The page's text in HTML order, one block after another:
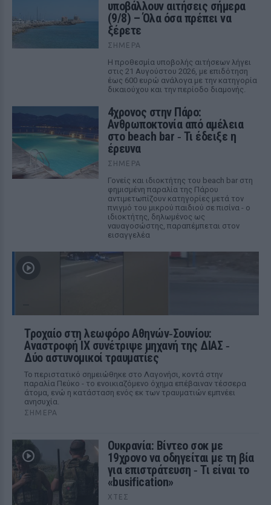
υποβάλλουν αιτήσεις σήμερα
(9/8) – Όλα όσα πρέπει να
ξέρετε
ΣΉΜΕΡΑ
Η προθεσμία υποβολής αιτήσεων λήγει
στις 21 Αυγούστου 2026, με επιδότηση
έως 600 ευρώ ανάλογα με την κατηγορία
δικαιούχου και την περίοδο διαμονής.
4χρονος στην Πάρο:
Ανθρωποκτονία από αμέλεια
στο beach bar ‑ Τι έδειξε η
έρευνα
ΣΉΜΕΡΑ
Γονείς και ιδιοκτήτης του beach bar στη
φημισμένη παραλία της Πάρου
αντιμετωπίζουν κατηγορίες μετά τον
πνιγμό του μικρού παιδιού σε πισίνα - ο
ιδιοκτήτης, δηλωμένος ως
ναυαγοσώστης, παραπέμπεται στον
εισαγγελέα
Τροχαίο στη λεωφόρο Αθηνών‑Σουνίου:
Αναστροφή ΙΧ συνέτριψε μηχανή της ΔΙΑΣ ‑
Δύο αστυνομικοί τραυματίες
Το περιστατικό σημειώθηκε στο Λαγονήσι, κοντά στην
παραλία Πεύκο - το ενοικιαζόμενο όχημα επέβαιναν τέσσερα
άτομα, ενώ η κατάσταση ενός εκ των τραυματιών εμπνέει
ανησυχία.
ΣΉΜΕΡΑ
Ουκρανία: Βίντεο σοκ με
19χρονο να οδηγείται με τη βία
για επιστράτευση ‑ Τι είναι το
«busification»
ΧΤΕΣ